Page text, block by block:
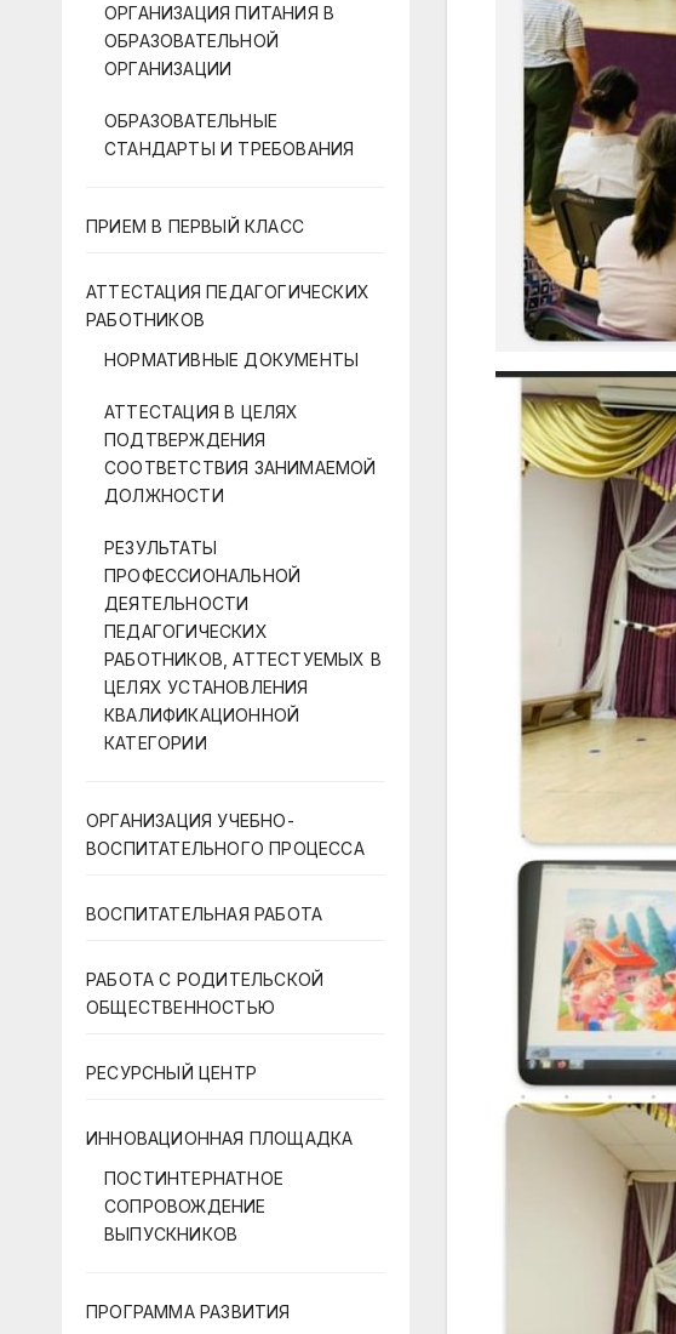
ОРГАНИЗАЦИЯ ПИТАНИЯ В
ОБРАЗОВАТЕЛЬНОЙ
ОРГАНИЗАЦИИ
ОБРАЗОВАТЕЛЬНЫЕ
СТАНДАРТЫ И ТРЕБОВАНИЯ
ПРИЕМ В ПЕРВЫЙ КЛАСС
АТТЕСТАЦИЯ ПЕДАГОГИЧЕСКИХ
РАБОТНИКОВ
НОРМАТИВНЫЕ ДОКУМЕНТЫ
АТТЕСТАЦИЯ В ЦЕЛЯХ
ПОДТВЕРЖДЕНИЯ
СООТВЕТСТВИЯ ЗАНИМАЕМОЙ
ДОЛЖНОСТИ
РЕЗУЛЬТАТЫ
ПРОФЕССИОНАЛЬНОЙ
ДЕЯТЕЛЬНОСТИ
ПЕДАГОГИЧЕСКИХ
РАБОТНИКОВ, АТТЕСТУЕМЫХ В
ЦЕЛЯХ УСТАНОВЛЕНИЯ
КВАЛИФИКАЦИОННОЙ
КАТЕГОРИИ
ОРГАНИЗАЦИЯ УЧЕБНО-
ВОСПИТАТЕЛЬНОГО ПРОЦЕССА
ВОСПИТАТЕЛЬНАЯ РАБОТА
РАБОТА С РОДИТЕЛЬСКОЙ
ОБЩЕСТВЕННОСТЬЮ
РЕСУРСНЫЙ ЦЕНТР
ИННОВАЦИОННАЯ ПЛОЩАДКА
ПОСТИНТЕРНАТНОЕ
СОПРОВОЖДЕНИЕ
ВЫПУСКНИКОВ
ПРОГРАММА РАЗВИТИЯ